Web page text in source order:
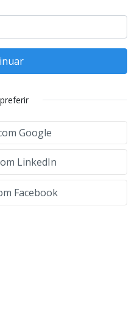
Google
LinkedIn
Facebook